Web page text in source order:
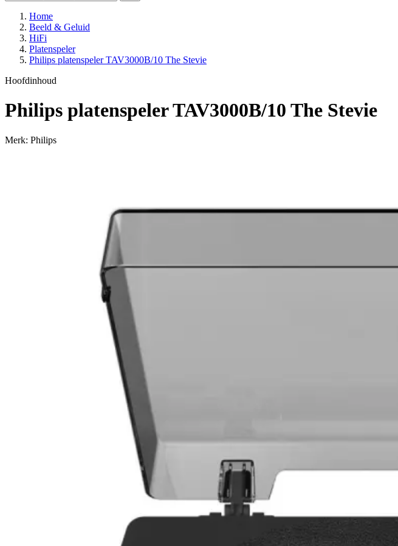
Home
Beeld & Geluid
HiFi
Platenspeler
Philips platenspeler TAV3000B/10 The Stevie
Hoofdinhoud
Philips platenspeler TAV3000B/10 The Stevie
Merk: Philips